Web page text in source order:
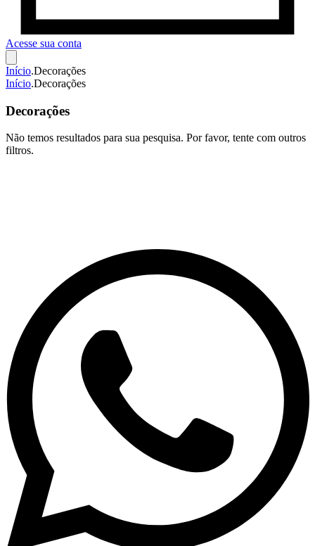
Acesse sua conta
Início.Decorações
Início.Decorações
Decorações
Não temos resultados para sua pesquisa. Por favor, tente com outros
filtros.